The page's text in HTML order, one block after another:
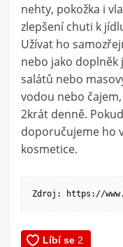
nehty, pokožka i
zlepšení chuti k
Užívat ho
nebo jako
salátů nebo
vodou nebo
2krát denně.
doporučujeme ho
kosmetice.
Zdroj: https://